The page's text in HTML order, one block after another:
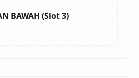
BAWAH (Slot 3)